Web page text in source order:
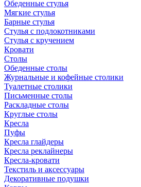
Обеденные стулья
Мягкие стулья
Барные стулья
Стулья с подлокотниками
Стулья с кручением
Кровати
Столы
Обеденные столы
Журнальные и кофейные столики
Туалетные столики
Письменные столы
Раскладные столы
Круглые столы
Кресла
Пуфы
Кресла глайдеры
Кресла реклайнеры
Кресла-кровати
Текстиль и аксессуары
Декоративные подушки